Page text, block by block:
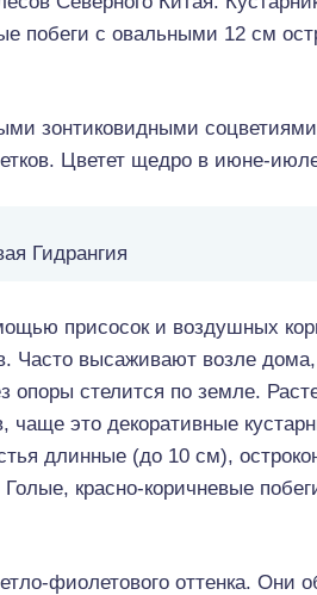
побеги с овальными 12 см
зонтиковидными
Цветет щедро в июне-
Гидрангия
присосок и воздушных
Часто высаживают возле
опоры стелится по земле.
это декоративные
длинные (до 10 см),
красно-коричневые
фиолетового оттенка. Они